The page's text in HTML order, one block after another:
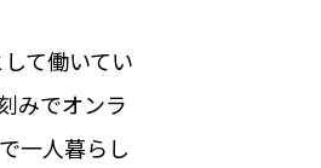
て働いてい
みでオンラ
一人暮らし